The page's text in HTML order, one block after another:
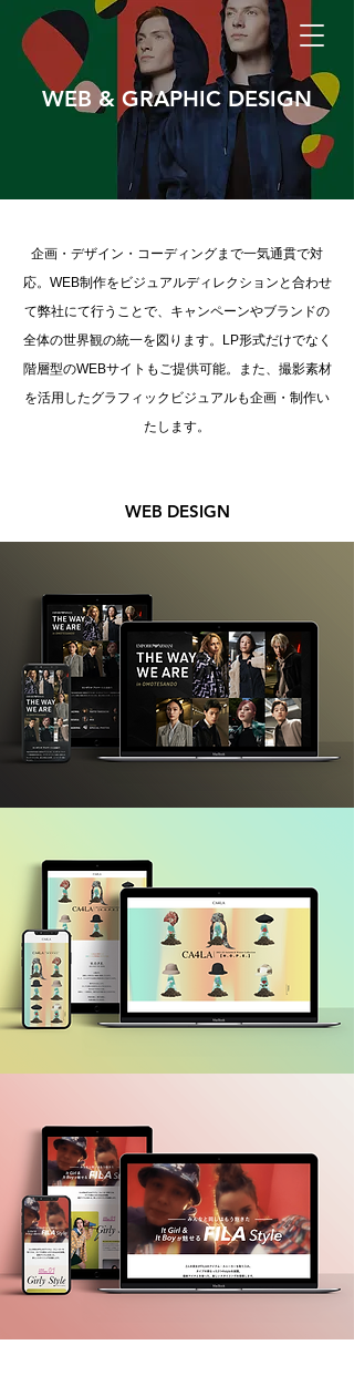
WEB & GRAPHIC DESIGN
企画・デザイン・コーディングまで一気通貫で対
応。WEB制作をビジュアルディレクションと合わせ
て弊社にて行うことで、キャンペーンやブランドの
全体の世界観の統一を図ります。LP形式だけでなく
階層型のWEBサイトもご提供可能。また、撮影素材
を活用したグラフィックビジュアルも企画・制作い
たします。
WEB DESIGN